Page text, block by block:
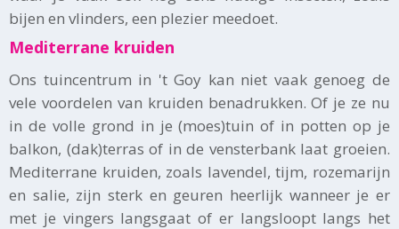
bijen en vlinders, een plezier meedoet.
Mediterrane kruiden
Ons tuincentrum in 't Goy kan niet vaak genoeg de
vele voordelen van kruiden benadrukken. Of je ze nu
in de volle grond in je (moes)tuin of in potten op je
balkon, (dak)terras of in de vensterbank laat groeien.
Mediterrane kruiden, zoals lavendel, tijm, rozemarijn
en salie, zijn sterk en geuren heerlijk wanneer je er
met je vingers langsgaat of er langsloopt langs het